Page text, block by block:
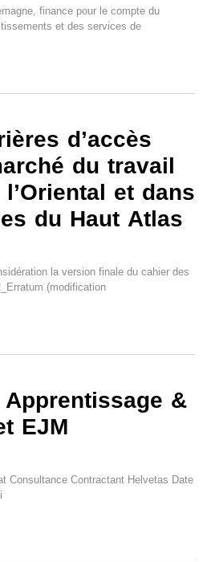
finance pour le compte du
et des services de
d’accès
du travail
et dans
du Haut Atlas
la version finale du cahier des
(modification
&
EJM
Consultance Contractant Helvetas Date